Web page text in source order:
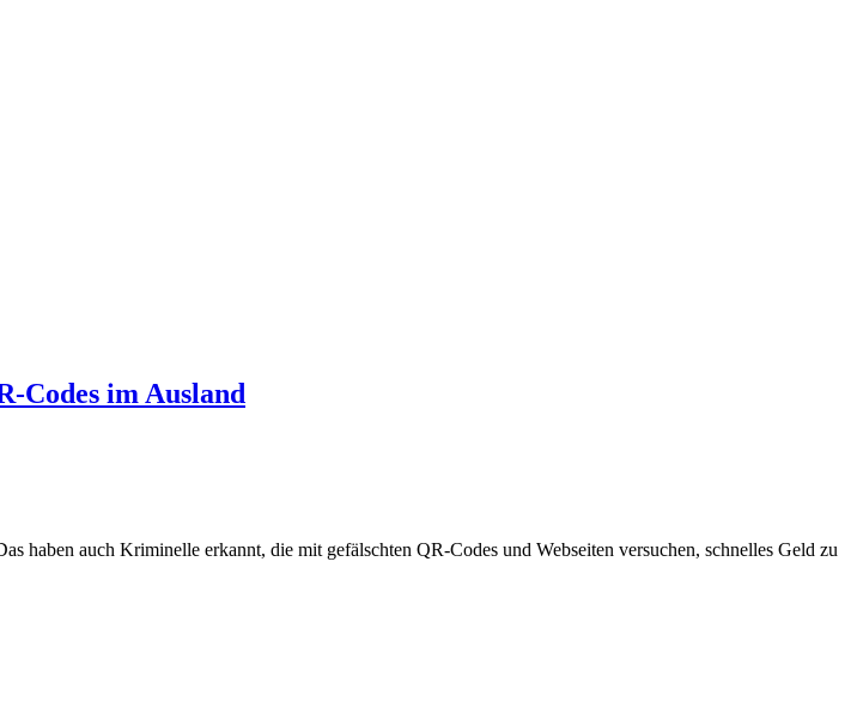
Codes im Ausland
haben auch Kriminelle erkannt, die mit gefälschten QR-Codes und Webseiten versuchen, schnelles Geld zu